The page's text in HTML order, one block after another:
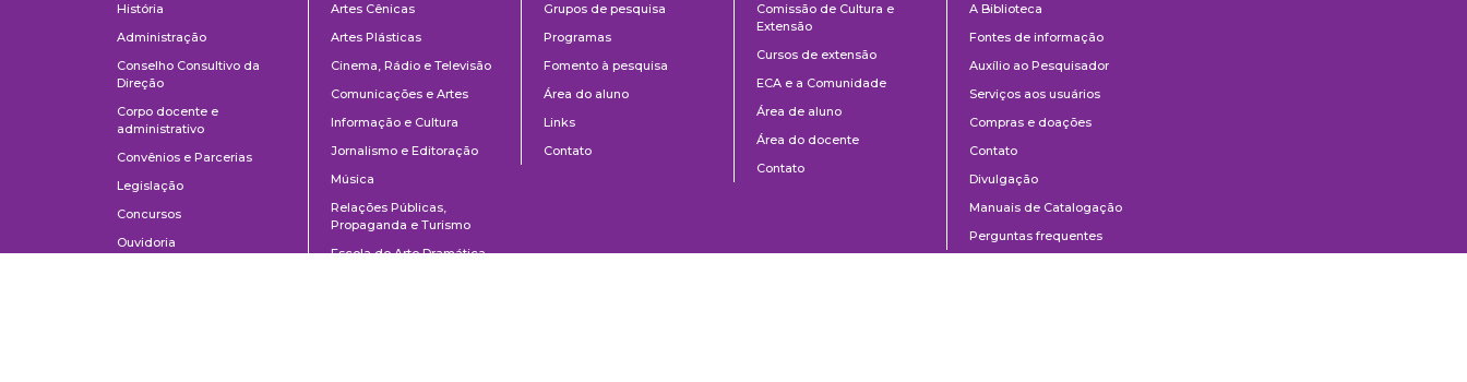
História
Administração
Conselho Consultivo da
Direção
Corpo docente e
administrativo
Convênios e Parcerias
Legislação
Concursos
Ouvidoria
Artes Cênicas
Artes Plásticas
Cinema, Rádio e Televisão
Comunicações e Artes
Informação e Cultura
Jornalismo e Editoração
Música
Relações Públicas,
Propaganda e Turismo
Escola de Arte Dramática
Grupos de pesquisa
Programas
Fomento à pesquisa
Área do aluno
Links
Contato
e
Extensão
Comissão de Cultura e
Extensão
Cursos de extensão
ECA e a Comunidade
Área de aluno
Área do docente
Contato
A Biblioteca
Fontes de informação
Auxílio ao Pesquisador
Serviços aos usuários
Compras e doações
Contato
Divulgação
Manuais de Catalogação
Perguntas frequentes